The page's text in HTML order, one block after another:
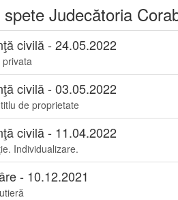
spete Judecătoria
civilă - 24.05.2022
civilă - 03.05.2022
de proprietate
civilă - 11.04.2022
Individualizare.
- 10.12.2021